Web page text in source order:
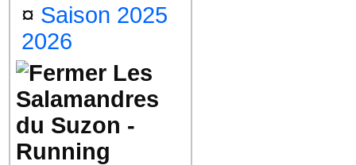
¤ Saison 2025
2026
Les
Salamandres
du Suzon -
Running